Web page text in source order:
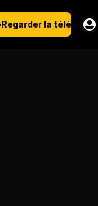
Regarder la télé